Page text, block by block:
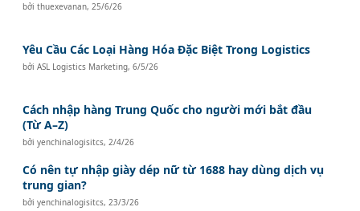
bởithuexevanan,25/6/26
Yêu Cầu Các Loại Hàng Hóa Đặc Biệt Trong Logistics
bởiASL Logistics Marketing,6/5/26
Cách nhập hàng Trung Quốc cho người mới bắt đầu
(Từ A–Z)
bởiyenchinalogisitcs,2/4/26
Có nên tự nhập giày dép nữ từ 1688 hay dùng dịch vụ
trung gian?
bởiyenchinalogisitcs,23/3/26